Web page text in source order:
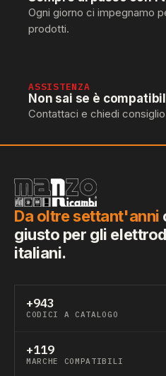
Ogni giorno ci impegnamo
prodotti.
ASSISTENZA
Non sai se è
Contattaci e chiedi
Da oltre settant'anni
giusto per gli
italiani.
+943
CODICI A CATALOGO
+119
MARCHE COMPATIBILI